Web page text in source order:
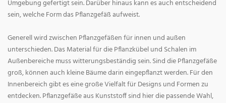
Umgebung gefertigt sein. Darüber hinaus kann es auch entscheidend
sein, welche Form das Pflanzgefäß aufweist.
Generell wird zwischen Pflanzgefäßen für innen und außen
unterschieden. Das Material für die Pflanzkübel und Schalen im
Außenbereiche muss witterungsbeständig sein. Sind die Pflanzgefäße
groß, können auch kleine Bäume darin eingepflanzt werden. Für den
Innenbereich gibt es eine große Vielfalt für Designs und Formen zu
entdecken. Pflanzgefäße aus Kunststoff sind hier die passende Wahl,